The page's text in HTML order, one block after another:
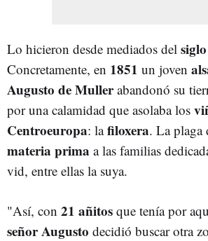
Lo hicieron desde mediados del
Concretamente, en 1851 un joven
Augusto de Mullerabandonó su
por una calamidad que asolaba los
Centroeuropa: lafiloxera. La plaga
materia prima a las familias
vid, entre ellas la suya.
"Así, con 21 añitos que tenía por
señor Augusto decidió buscar otra